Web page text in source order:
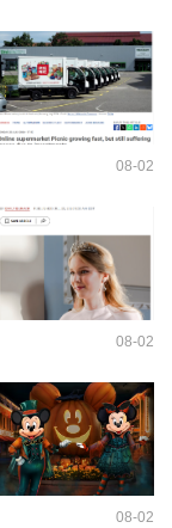
08-02
08-02
08-02